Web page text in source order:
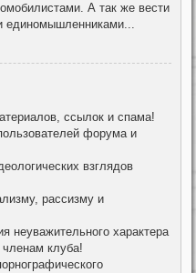
А так же вести
единомышленниками...
ссылок и спама!
форума и
взглядов
рассизму и
неуважительного характера
клуба!